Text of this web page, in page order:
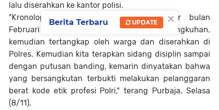
lalu diserahkan ke kantor polisi.
"Kronologinya, yang bersangkutan sekitar bulan
Februari 2022 itu melakukan perselingkuhan,
kemudian tertangkap oleh warga dan diserahkan di
Polres. Kemudian kita terapkan sidang disiplin sampai
dengan putusan banding, kemarin dinyatakan bahwa
yang bersangkutan terbukti melakukan pelanggaran
berat kode etik profesi Polri," terang Purbaja, Selasa
(8/11).
×
Berita Terbaru UPDATE